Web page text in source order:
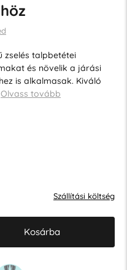
zselés talpbetétei
és növelik a járási
is alkalmasak. Kiváló
Olvass tovább
Szállítási költség
Kosárba